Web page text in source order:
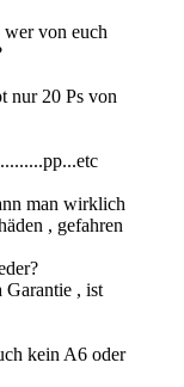
von euch
nur 20 Ps von
man wirklich
, gefahren
Garantie , ist
kein A6 oder